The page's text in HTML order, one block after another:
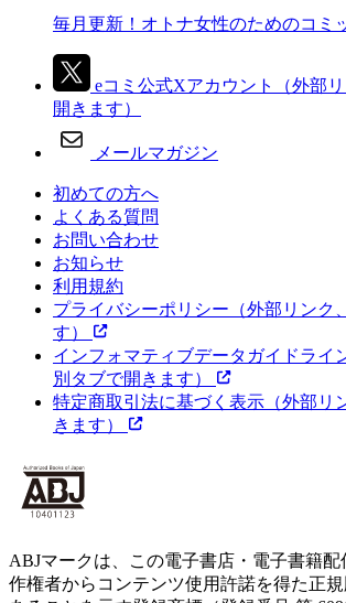
毎月更新！オトナ女性のためのコミ
eコミ公式Xアカウント
（外部
開きます）
メールマガジン
初めての方へ
よくある質問
お問い合わせ
お知らせ
利用規約
プライバシーポリシー （外部リンク
す）
インフォマティブデータガイドライ
別タブで開きます）
特定商取引法に基づく表示 （外部リ
きます）
ABJマークは、この電子書店・電子書籍
作権者からコンテンツ使用許諾を得た正